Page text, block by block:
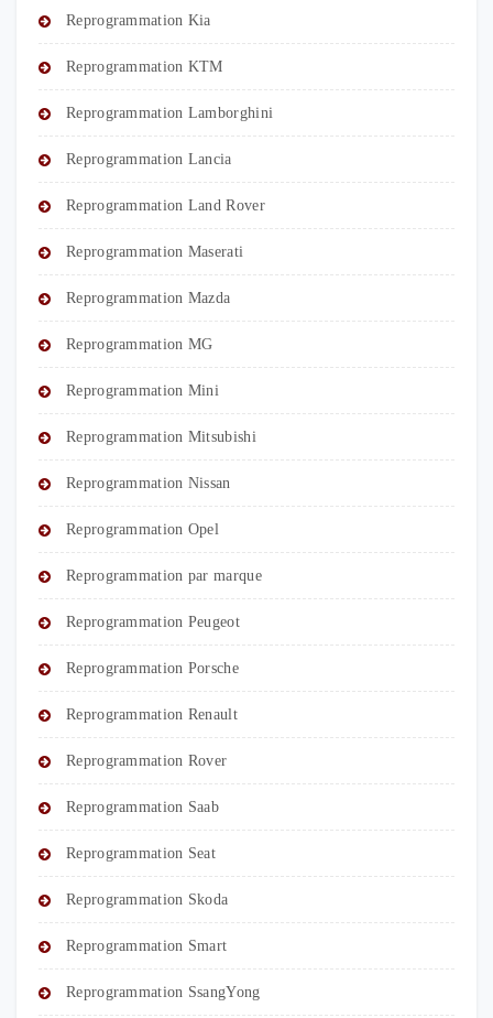
Reprogrammation Kia
Reprogrammation KTM
Reprogrammation Lamborghini
Reprogrammation Lancia
Reprogrammation Land Rover
Reprogrammation Maserati
Reprogrammation Mazda
Reprogrammation MG
Reprogrammation Mini
Reprogrammation Mitsubishi
Reprogrammation Nissan
Reprogrammation Opel
Reprogrammation par marque
Reprogrammation Peugeot
Reprogrammation Porsche
Reprogrammation Renault
Reprogrammation Rover
Reprogrammation Saab
Reprogrammation Seat
Reprogrammation Skoda
Reprogrammation Smart
Reprogrammation SsangYong